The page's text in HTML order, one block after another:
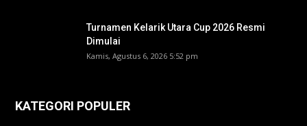
Turnamen Kelarik Utara Cup 2026 Resmi
Dimulai
Kamis, Agustus 6, 2026 5:52 pm
KATEGORI POPULER